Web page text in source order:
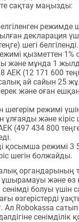
сақтау маңызды:
режимде
декларация
шегі белгіленді.
қызметтен 1%
және мұнда 1
АЕК (12 171 600
ай сайын 25
және оған
шегерім режимі
ұлғаяды және кіріс
(497 434 800
қосымша режимі 3
шегін болжайды.
органдарының
ұшырамауы және өз
болуы үшін
өзгерістерді
Ал Robokassa
сенімділік